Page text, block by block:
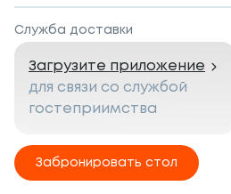
Служба доставки
Загрузите приложение
для связи со службой
гостеприимства
Забронировать стол